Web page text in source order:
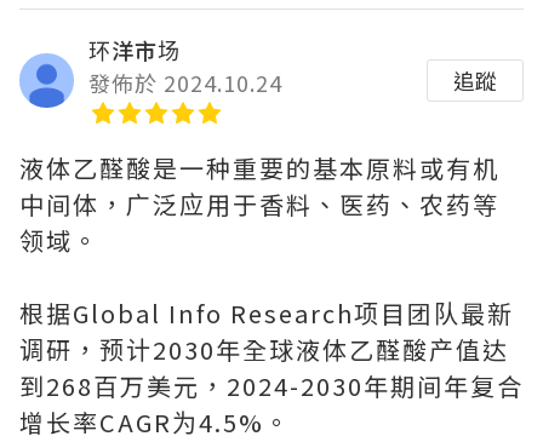
环洋市场
發佈於 2024.10.24
追蹤
液体乙醛酸是一种重要的基本原料或有机
中间体，广泛应用于香料、医药、农药等
领域。
根据Global Info Research项目团队最新
调研，预计2030年全球液体乙醛酸产值达
到268百万美元，2024-2030年期间年复合
增长率CAGR为4.5%。